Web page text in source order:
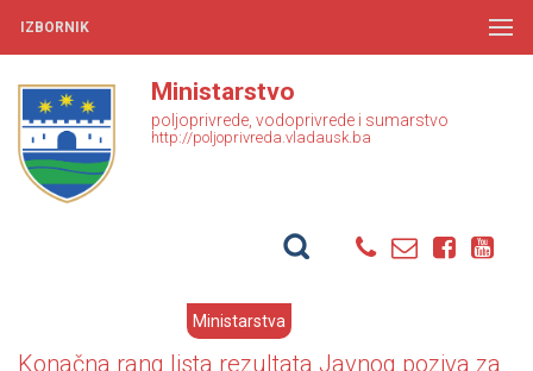
IZBORNIK
Ministarstvo
poljoprivrede, vodoprivrede i sumarstvo
http://poljoprivreda.vladausk.ba
Ministarstva
Konačna rang lista rezultata Javnog poziva za